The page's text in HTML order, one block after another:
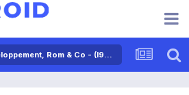
Samsung Galaxy S3 - Développement, Rom & Co - (I9300 uniquement )